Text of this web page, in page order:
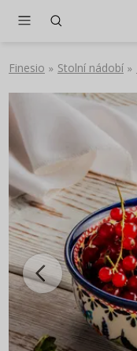
Finesio » Stolní nádobí »